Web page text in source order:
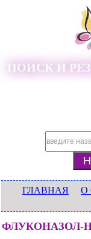
ПОИСК И
ГЛАВНАЯ О
ФЛУКОНАЗОЛ-